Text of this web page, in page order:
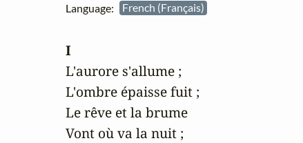
Language: French (Français)
I
L'aurore s'allume ;
L'ombre épaisse fuit ;
Le rêve et la brume
Vont où va la nuit ;